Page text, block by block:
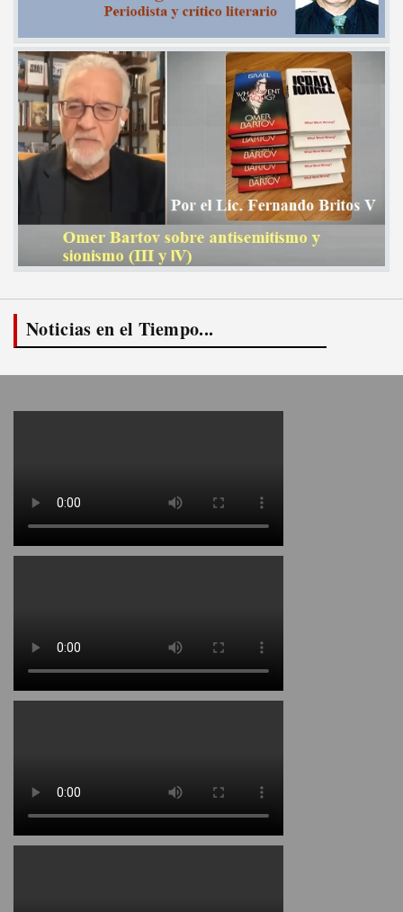
Noticias en el Tiempo...